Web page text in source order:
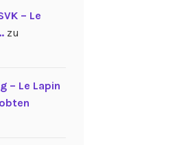
– Le
zu
– Le Lapin